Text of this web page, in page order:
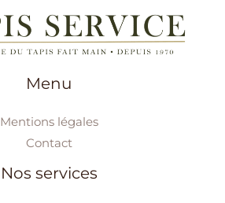
Menu
Mentions légales
Contact
Nos services